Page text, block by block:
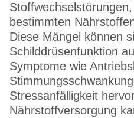
bestimmten
Diese Mängel können
Schilddrüsenfunktion
Symptome wie
Stressanfälligkeit
Nährstoffversorgung